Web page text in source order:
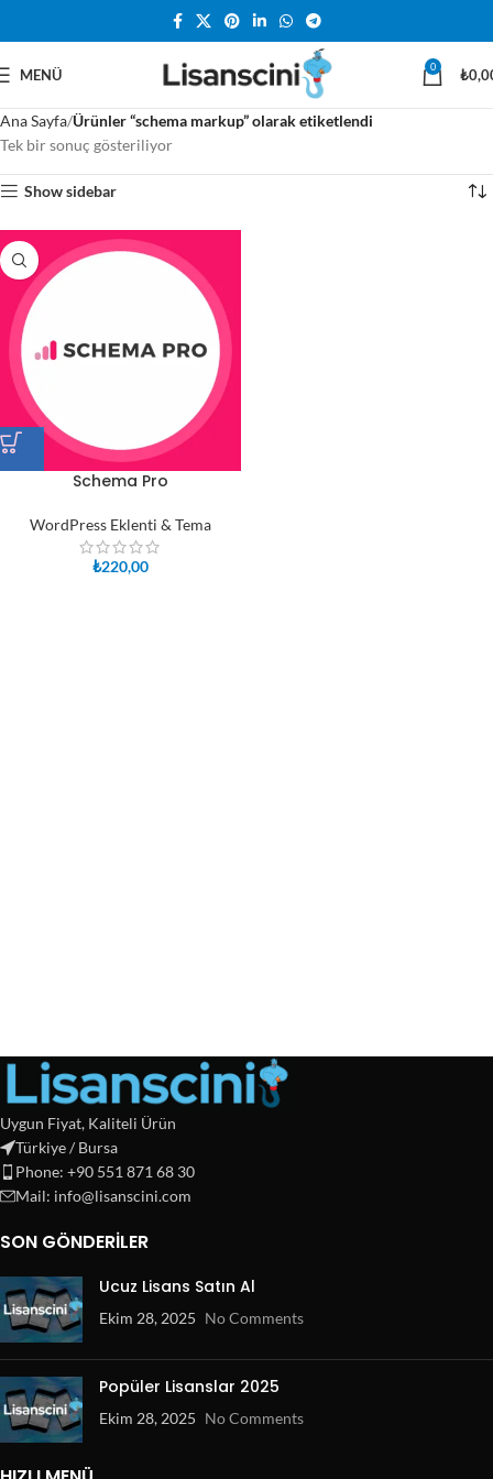
MENÜ 0 ₺
Ana Sayfa Ürünler “schema markup” olarak etiketlendi
Tek bir sonuç gösteriliyor
Show sidebar
Schema Pro
WordPress Eklenti & Tema
₺220,00
Uygun Fiyat, Kaliteli Ürün
Türkiye / Bursa
Phone: +90 551 871 68 30
Mail: info@lisanscini.com
SON GÖNDERILER
Ucuz Lisans Satın Al
Ekim 28, 2025 No Comments
Popüler Lisanslar 2025
Ekim 28, 2025 No Comments